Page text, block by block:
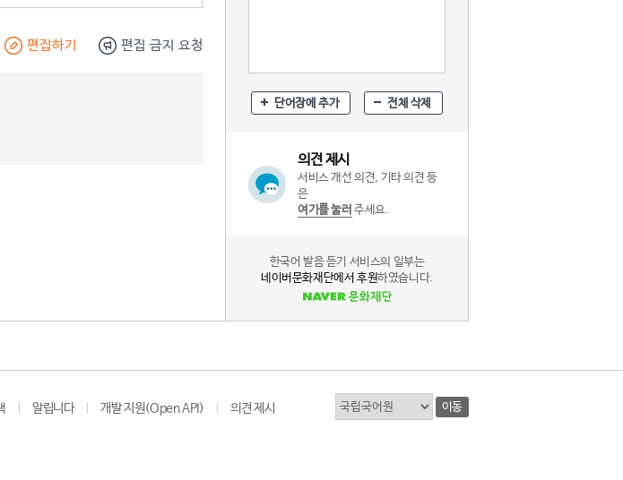
편집하기 편집 금지 요청
단어장에 추가 전체 삭제
의견 제시
서비스 개선 의견, 기타 의견 등
은
여기를 눌러 주세요.
한국어 발음 듣기 서비스의 일부는
네이버문화재단에서 후원하였습니다.
알립니다 개발 지원(Open API) 의견 제시 이동